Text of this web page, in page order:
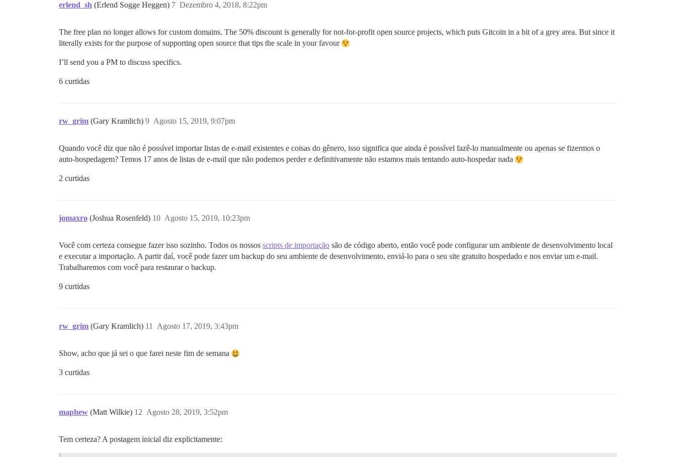
erlend_sh (Erlend Sogge Heggen) Dezembro 4, 2018, 8:22pm
7
The free plan no longer allows for custom domains. The 50% discount is generally for not-for-profit open source projects, which puts Gitcoin in a bit of a grey area. But since it
literally exists for the purpose of supporting open source that tips the scale in your favour
I’ll send you a PM to discuss specifics.
6 curtidas
rw_grim (Gary Kramlich) Agosto 15, 2019, 9:07pm
9
Quando você diz que não é possível importar listas de e-mail existentes e coisas do gênero, isso significa que ainda é possível fazê-lo manualmente ou apenas se fizermos o
auto-hospedagem? Temos 17 anos de listas de e-mail que não podemos perder e definitivamente não estamos mais tentando auto-hospedar nada
2 curtidas
jomaxro (Joshua Rosenfeld) Agosto 15, 2019, 10:23pm
10
Você com certeza consegue fazer isso sozinho. Todos os nossos scripts de importação são de código aberto, então você pode configurar um ambiente de desenvolvimento local
e executar a importação. A partir daí, você pode fazer um backup do seu ambiente de desenvolvimento, enviá-lo para o seu site gratuito hospedado e nos enviar um e-mail.
Trabalharemos com você para restaurar o backup.
9 curtidas
rw_grim (Gary Kramlich) Agosto 17, 2019, 3:43pm
11
Show, acho que já sei o que farei neste fim de semana
3 curtidas
maphew (Matt Wilkie) Agosto 28, 2019, 3:52pm
12
Tem certeza? A postagem inicial diz explicitamente: